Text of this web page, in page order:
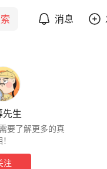
消息
生
要了解更多的真
注